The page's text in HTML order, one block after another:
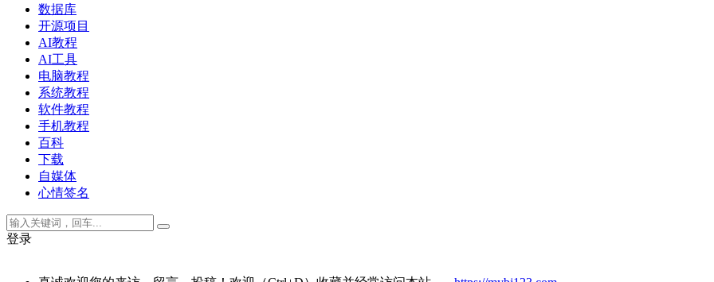
数据库
开源项目
AI教程
AI工具
电脑教程
系统教程
软件教程
手机教程
百科
下载
自媒体
心情签名
登录